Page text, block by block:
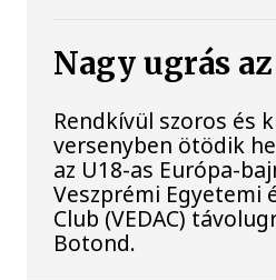
Nagy ugrás
Rendkívül szoros és
versenyben ötödik
az U18-as Európa-
Veszprémi Egyetemi
Club (VEDAC)
Botond.